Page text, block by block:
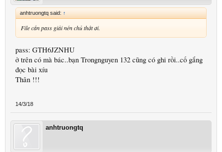
anhtruongtq said: ↑
File cần pass giải nén chủ thớt ơi.
pass: GTH6JZNHU
ở trên có mà bác..bạn Trongnguyen 132 cũng có ghi rồi..cố gắng
đọc bài xíu
Thân !!!
14/3/18
anhtruongtq